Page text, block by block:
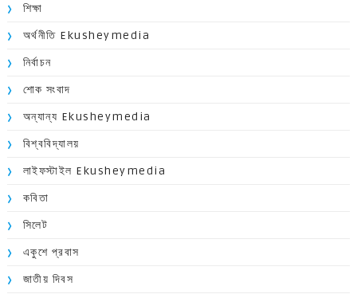
শিক্ষা
অর্থনীতি Ekusheymedia
নির্বাচন
শোক সংবাদ
অন্যান্য Ekusheymedia
বিশ্ববিদ্যালয়
লাইফস্টাইল Ekusheymedia
কবিতা
সিলেট
একুশে প্রবাস
জাতীয় দিবস